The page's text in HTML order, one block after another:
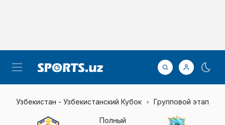
Узбекистан - Узбекистанский Кубок Групповой этап
Полный